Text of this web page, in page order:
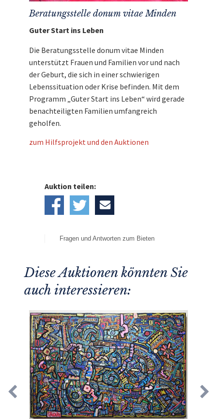
Beratungsstelle donum vitae Minden
Guter Start ins Leben
Die Beratungsstelle donum vitae Minden
unterstützt Frauen und Familien vor und nach
der Geburt, die sich in einer schwierigen
Lebenssituation oder Krise befinden. Mit dem
Programm „Guter Start ins Leben“ wird gerade
benachteiligten Familien umfangreich
geholfen.
zum Hilfsprojekt und den Auktionen
Auktion teilen:
Fragen und Antworten zum Bieten
Diese Auktionen könnten Sie
auch interessieren: